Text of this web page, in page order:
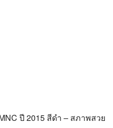
ปี 2015 สีดำ – สภาพสวย